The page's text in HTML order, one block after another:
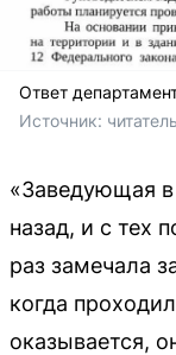
Ответ
Источник:
«Заведующая
назад, и с тех
раз замечала
когда
оказывается,